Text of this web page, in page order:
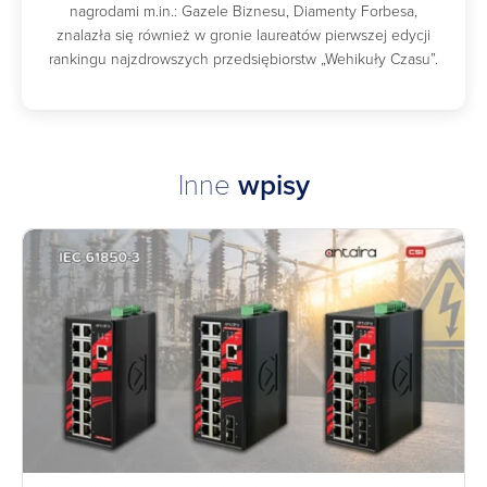
nagrodami m.in.: Gazele Biznesu, Diamenty Forbesa,
znalazła się również w gronie laureatów pierwszej edycji
rankingu najzdrowszych przedsiębiorstw „Wehikuły Czasu”.
Inne wpisy